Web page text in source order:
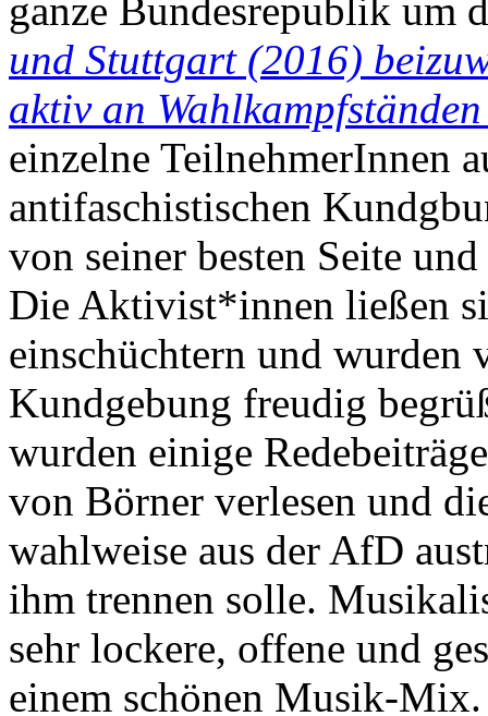
ganze Bundesrepublik um
und Stuttgart (2016)
aktiv an
einzelne TeilnehmerInnen
antifaschistischen
von seiner besten Seite
Die Aktivist*innen ließen
einschüchtern und wurden
Kundgebung freudig
wurden einige
von Börner verlesen und
wahlweise aus der AfD
ihm trennen solle.
sehr lockere, offene und
einem schönen Musik-Mix.